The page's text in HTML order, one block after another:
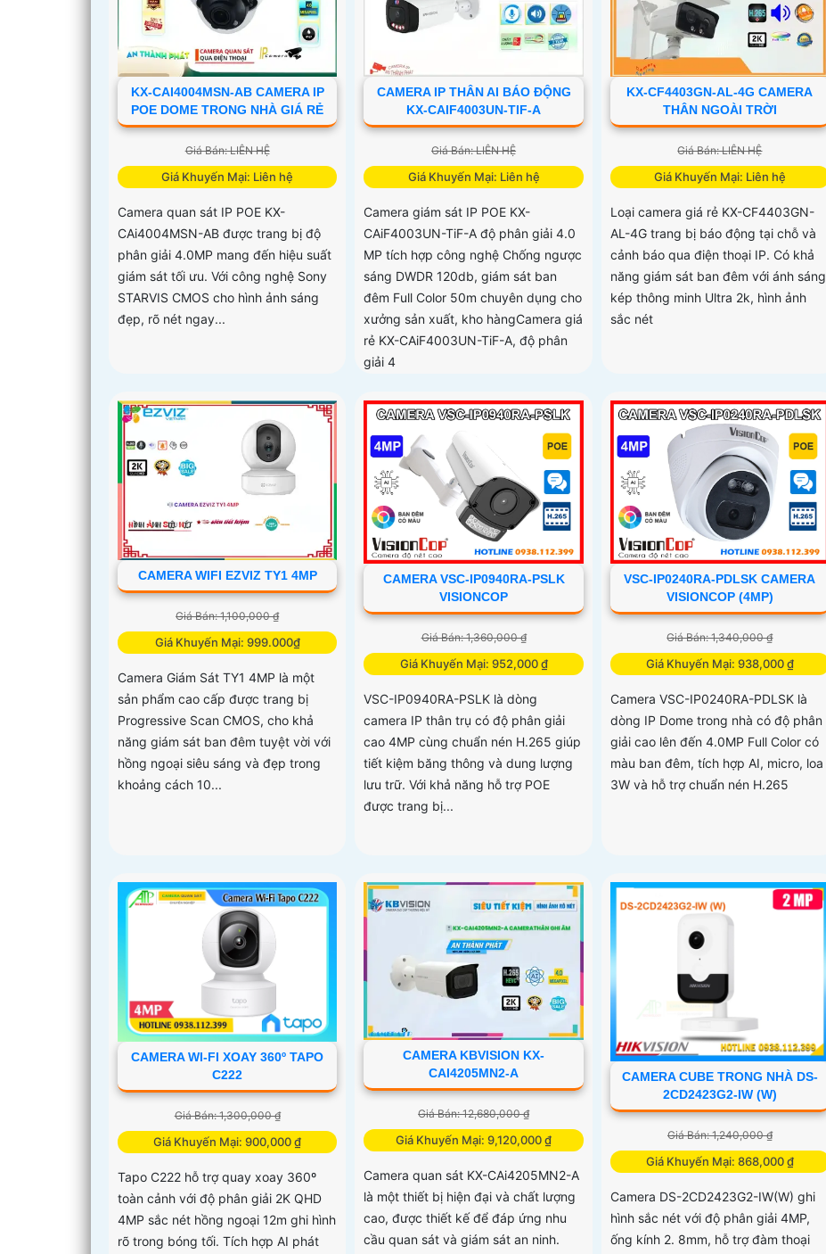
KX-CAI4004MSN-AB CAMERA IP
POE DOME TRONG NHÀ GIÁ RẺ
Giá Bán: LIÊN HỆ
Giá Khuyến Mại: Liên hệ
Camera quan sát IP POE KX-
CAi4004MSN-AB được trang bị độ
phân giải 4.0MP mang đến hiệu suất
giám sát tối ưu. Với công nghệ Sony
STARVIS CMOS cho hình ảnh sáng
đẹp, rõ nét ngay...
CAMERA IP THÂN AI BÁO ĐỘNG
KX-CAIF4003UN-TIF-A
Giá Bán: LIÊN HỆ
Giá Khuyến Mại: Liên hệ
Camera giám sát IP POE KX-
CAiF4003UN-TiF-A độ phân giải 4.0
MP tích hợp công nghệ Chống ngược
sáng DWDR 120db, giám sát ban
đêm Full Color 50m chuyên dụng cho
xưởng sản xuất, kho hàngCamera giá
rẻ KX-CAiF4003UN-TiF-A, độ phân
giải 4
KX-CF4403GN-AL-4G CAMERA
THÂN NGOÀI TRỜI
Giá Bán: LIÊN HỆ
Giá Khuyến Mại: Liên hệ
Loại camera giá rẻ KX-CF4403GN-
AL-4G trang bị báo động tại chỗ và
cảnh báo qua điện thoại IP. Có khả
năng giám sát ban đêm với ánh sáng
kép thông minh Ultra 2k, hình ảnh
sắc nét
CAMERA WIFI EZVIZ TY1 4MP
Giá Bán: 1,100,000 ₫
Giá Khuyến Mại: 999.000₫
Camera Giám Sát TY1 4MP là một
sản phẩm cao cấp được trang bị
Progressive Scan CMOS, cho khả
năng giám sát ban đêm tuyệt vời với
hồng ngoại siêu sáng và đẹp trong
khoảng cách 10...
CAMERA VSC-IP0940RA-PSLK
VISIONCOP
Giá Bán: 1,360,000 ₫
Giá Khuyến Mại: 952,000 ₫
VSC-IP0940RA-PSLK là dòng
camera IP thân trụ có độ phân giải
cao 4MP cùng chuẩn nén H.265 giúp
tiết kiệm băng thông và dung lượng
lưu trữ. Với khả năng hỗ trợ POE
được trang bị...
VSC-IP0240RA-PDLSK CAMERA
VISIONCOP (4MP)
Giá Bán: 1,340,000 ₫
Giá Khuyến Mại: 938,000 ₫
Camera VSC-IP0240RA-PDLSK là
dòng IP Dome trong nhà có độ phân
giải cao lên đến 4.0MP Full Color có
màu ban đêm, tích hợp AI, micro, loa
3W và hỗ trợ chuẩn nén H.265
CAMERA WI-FI XOAY 360º TAPO
C222
Giá Bán: 1,300,000 ₫
Giá Khuyến Mại: 900,000 ₫
Tapo C222 hỗ trợ quay xoay 360º
toàn cảnh với độ phân giải 2K QHD
4MP sắc nét hồng ngoại 12m ghi hình
rõ trong bóng tối. Tích hợp AI phát
CAMERA KBVISION KX-
CAI4205MN2-A
Giá Bán: 12,680,000 ₫
Giá Khuyến Mại: 9,120,000 ₫
Camera quan sát KX-CAi4205MN2-A
là một thiết bị hiện đại và chất lượng
cao, được thiết kế để đáp ứng nhu
cầu quan sát và giám sát an ninh.
CAMERA CUBE TRONG NHÀ DS-
2CD2423G2-IW (W)
Giá Bán: 1,240,000 ₫
Giá Khuyến Mại: 868,000 ₫
Camera DS-2CD2423G2-IW(W) ghi
hình sắc nét với độ phân giải 4MP,
ống kính 2. 8mm, hỗ trợ đàm thoại